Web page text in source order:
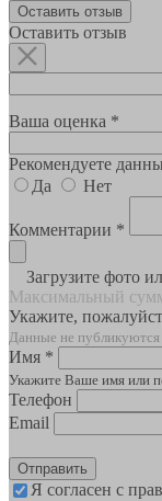
Оставить отзыв
Оставить отзыв
Ваша оценка *
Рекомендуете
Да
Нет
Комментарии *
Загрузите фото
Максимальный
Укажите,
Данные не
Имя *
Укажите Ваше имя или
Телефон
Email
Отправить
Я согласен с